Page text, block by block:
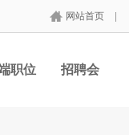
网站首页
职位 招聘会